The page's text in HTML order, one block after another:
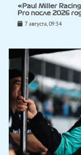
«Paul Miller
Pro после 2026
7 августа, 09:34